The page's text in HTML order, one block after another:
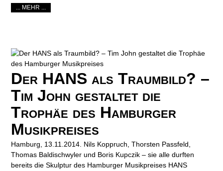
... MEHR ...
Der HANS als Traumbild? –
Tim John gestaltet die
Trophäe des Hamburger
Musikpreises
Hamburg, 13.11.2014. Nils Koppruch, Thorsten Passfeld,
Thomas Baldischwyler und Boris Kupczik – sie alle durften
bereits die Skulptur des Hamburger Musikpreises HANS